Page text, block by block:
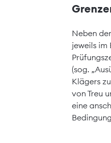
Neben
jeweils im
(sog.
Klägers
von Treu
eine